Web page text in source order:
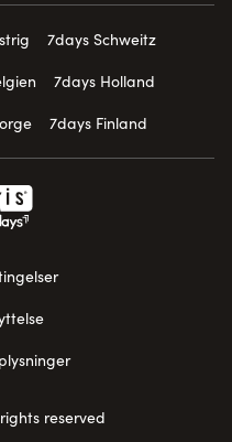
7days Schweitz
7days Holland
7days Finland
reserved